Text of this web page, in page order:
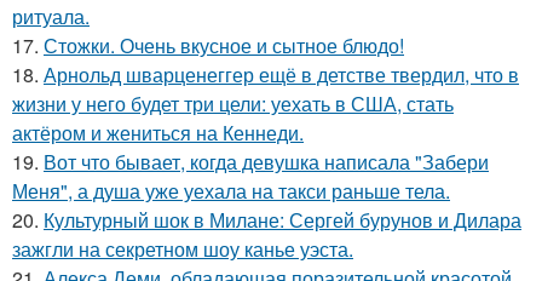
ритуала.
17. Стожки. Очень вкусное и сытное блюдо!
18. Арнольд шварценеггер ещё в детстве твердил, что в
жизни у него будет три цели: уехать в США, стать
актёром и жениться на Кеннеди.
19. Вот что бывает, когда девушка написала "Забери
Меня", а душа уже уехала на такси раньше тела.
20. Культурный шок в Милане: Сергей бурунов и Дилара
зажгли на секретном шоу канье уэста.